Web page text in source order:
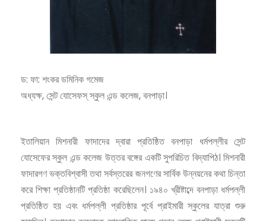
ড: ফা: শংকর ডমিনিক গমেজ
অধ্যক্ষ, সেন্ট যোসেফস্ স্কুল এন্ড কলেজ, বনপাড়া।
ইতালিয়ান মিশনারী ফাদাদের দ্বারা প্রতিষ্ঠিত বনপাড়া ধর্মপল্লীর সেন্ট
যোসেফের স্কুল এন্ড কলেজ উত্তর বঙ্গের একটি সুপরিচিত বিদ্যাপিঠ। মিশনারী
ফাদারগণ ভক্তবিশ্বাসী তথা সর্বস্তরের জনগণের সার্বিক উন্নয়নের কথা চিন্তা
করে শিক্ষা প্রতিষ্ঠানটি প্রতিষ্ঠা করেছিলেন। ১৯৪০ খ্রীষ্টাব্দে বনপাড়া ধর্মপল্লী
প্রতিষ্ঠিত হয় এবং ধর্মপল্লী প্রতিষ্ঠার পূর্বে প্রাইমারী স্কুলের যাত্রা শুরু